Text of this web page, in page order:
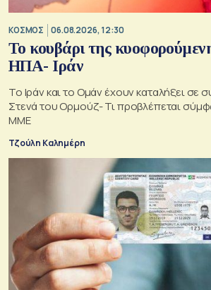
ΚΟΣΜΟΣ 06.08.2026, 12:30
Το κουβάρι της
ΗΠΑ- Ιράν
Το Ιράν και το Ομάν έχουν καταλήξει σε
Στενά του Ορμούζ- Τι προβλέπεται σύμφωνα με τα Διεθνή
ΜΜΕ
Τζούλη Καλημέρη